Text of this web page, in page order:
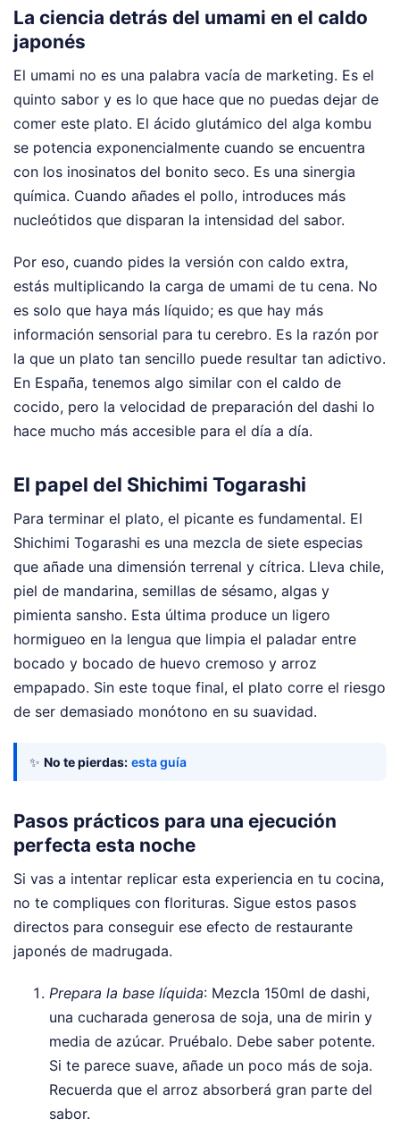
La ciencia detrás del umami en el caldo
japonés
El umami no es una palabra vacía de marketing. Es el
quinto sabor y es lo que hace que no puedas dejar de
comer este plato. El ácido glutámico del alga kombu
se potencia exponencialmente cuando se encuentra
con los inosinatos del bonito seco. Es una sinergia
química. Cuando añades el pollo, introduces más
nucleótidos que disparan la intensidad del sabor.
Por eso, cuando pides la versión con caldo extra,
estás multiplicando la carga de umami de tu cena. No
es solo que haya más líquido; es que hay más
información sensorial para tu cerebro. Es la razón por
la que un plato tan sencillo puede resultar tan adictivo.
En España, tenemos algo similar con el caldo de
cocido, pero la velocidad de preparación del dashi lo
hace mucho más accesible para el día a día.
El papel del Shichimi Togarashi
Para terminar el plato, el picante es fundamental. El
Shichimi Togarashi es una mezcla de siete especias
que añade una dimensión terrenal y cítrica. Lleva chile,
piel de mandarina, semillas de sésamo, algas y
pimienta sansho. Esta última produce un ligero
hormigueo en la lengua que limpia el paladar entre
bocado y bocado de huevo cremoso y arroz
empapado. Sin este toque final, el plato corre el riesgo
de ser demasiado monótono en su suavidad.
✨ No te pierdas: esta guía
Pasos prácticos para una ejecución
perfecta esta noche
Si vas a intentar replicar esta experiencia en tu cocina,
no te compliques con florituras. Sigue estos pasos
directos para conseguir ese efecto de restaurante
japonés de madrugada.
Prepara la base líquida: Mezcla 150ml de dashi,
una cucharada generosa de soja, una de mirin y
media de azúcar. Pruébalo. Debe saber potente.
Si te parece suave, añade un poco más de soja.
Recuerda que el arroz absorberá gran parte del
sabor.